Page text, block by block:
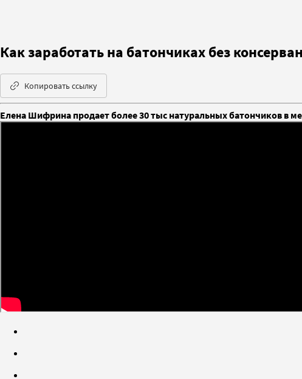
Как заработать на батончиках без
Копировать ссылку
Елена Шифрина продает более 30 тыс натуральных батончиков в